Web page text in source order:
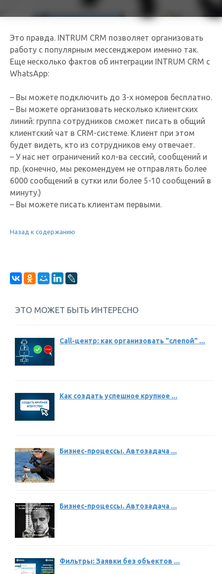
Это правда. INTRUM CRM позволяет организовать
работу с популярным мессенджером именно так.
Еще несколько фактов об интеграции INTRUM CRM с
WhatsApp:
– Вы можете подключить до 3-х номеров бесплатно.
– Вы можете организовать несколько клиентских
линий: группа сотрудников сможет писать в общий
клиентский чат в CRM-системе. Клиент при этом
будет видеть, кто из сотрудников ему отвечает.
– У нас нет ограничений кол-ва сессий, сообщений и
пр. (конечно, мы рекомендуем не отправлять более
6000 сообщений в сутки или более 5-10 сообщений в
минуту.)
– Вы можете писать клиентам первыми.
Назад к содержанию
ЭТО МОЖЕТ БЫТЬ ИНТЕРЕСНО
Call-центр: как организовать "слепой" ...
Как создать успешное крупное ...
Бизнес-процессы. Автозадача ...
Бизнес-процессы. Автозадача ...
Фильтры: Заявки без объектов ...